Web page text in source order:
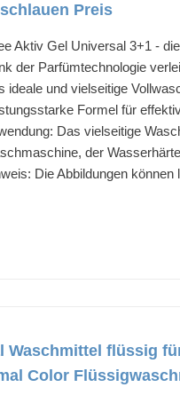
Preis
Aktiv Gel Universal 3+1 -
der Parfümtechnologie
ideale und vielseitige
Formel für
Das vielseitige
der
Die Abbildungen
Waschmittel flüssig
Color